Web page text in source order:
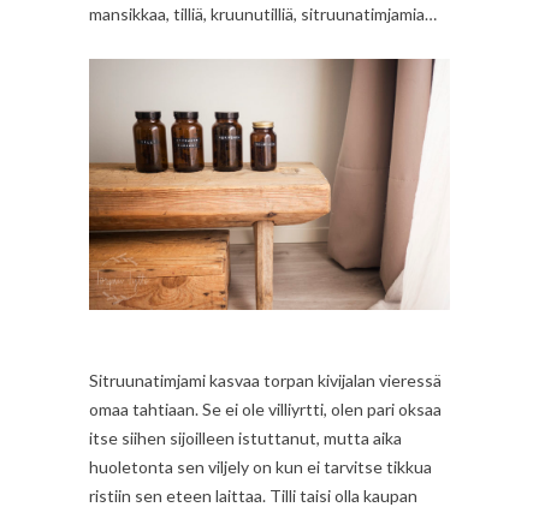
mansikkaa, tilliä, kruunutilliä, sitruunatimjamia…
Sitruunatimjami kasvaa torpan kivijalan vieressä
omaa tahtiaan. Se ei ole villiyrtti, olen pari oksaa
itse siihen sijoilleen istuttanut, mutta aika
huoletonta sen viljely on kun ei tarvitse tikkua
ristiin sen eteen laittaa. Tilli taisi olla kaupan